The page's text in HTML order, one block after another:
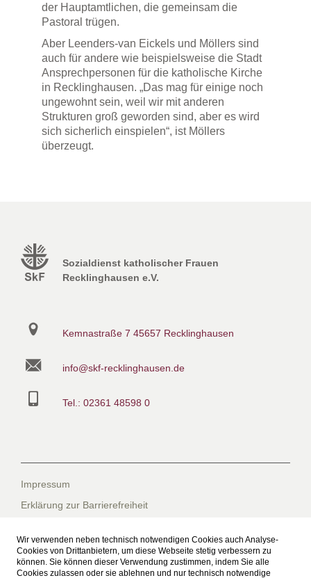
Wir verwenden neben technisch notwendigen Cookies auch Analyse-
Cookies von Drittanbietern, um diese Webseite stetig verbessern zu
können. Sie können dieser Verwendung zustimmen, indem Sie alle
Cookies zulassen oder sie ablehnen und nur technisch notwendige
der Hauptamtlichen, die gemeinsam die
Pastoral trügen.
Aber Leenders-van Eickels und Möllers sind
auch für andere wie beispielsweise die Stadt
Ansprechpersonen für die katholische Kirche
in Recklinghausen. „Das mag für einige noch
ungewohnt sein, weil wir mit anderen
Strukturen groß geworden sind, aber es wird
sich sicherlich einspielen“, ist Möllers
überzeugt.
Sozialdienst katholischer Frauen
Recklinghausen e.V.
Kemnastraße 7 45657 Recklinghausen
info@skf-recklinghausen.de
Tel.: 02361 48598 0
Impressum
Erklärung zur Barrierefreiheit
Datenschutzerklärung für die Facebook-Seite
Suche